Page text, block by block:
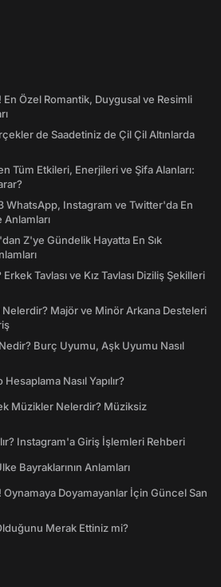
En Özel Romantik, Duygusal ve Resimli
de Saadetiniz de Çil Çil Altınlarda
Tüm Etkileri, Enerjileri ve Şifa Alanları:
WhatsApp, Instagram ve Twitter'da En
Anlamları
Z'ye Gündelik Hayatta En Sık
Tavlası ve Kız Tavlası Diziliş Şekilleri
Nelerdir? Majör ve Minör Arkana Desteleri
Burç Uyumu, Aşk Uyumu Nasıl
Nasıl Yapılır?
Müzikler Nelerdir? Müziksiz
Instagram'a Giriş İşlemleri Rehberi
Bayraklarının Anlamları
Doyamayanlar İçin Güncel San
Merak Ettiniz mi?